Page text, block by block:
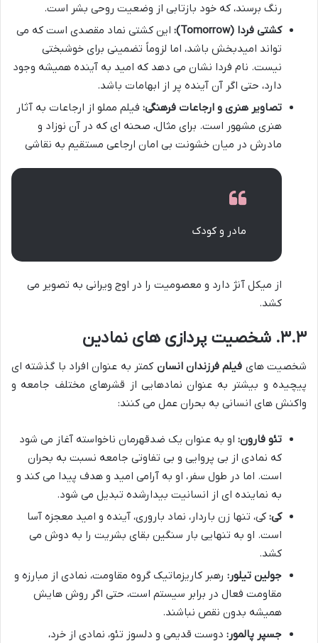
رنگ برسند، که خود بازتابی از وضعیت روحی بشر است.
کشتی فردا (Tomorrow):
این کشتی نماد مقصدی است که می
تواند امیدبخش باشد، اما لزوماً تضمینی برای خوشبختی
نیست. نام فردا نشان می دهد که امید به آینده همیشه وجود
دارد، حتی اگر آن آینده پر از ابهامات باشد.
تصاویر هنری و ارجاعات فرهنگی: فیلم مملو از ارجاعات به آثار
هنری مشهور است. برای مثال، صحنه ای که در آن نوزاد و
مادرش در میان خشونت بی امان ارجاعی مستقیم به نقاشی
مادر و کودک
از میکل آنژ دارد و معصومیت را در اوج ویرانی به تصویر می
کشد.
۳.۳. شخصیت پردازی های نمادین
شخصیت های فیلم فرزندان انسان کمتر به عنوان افراد با گذشته ای
پیچیده و بیشتر به عنوان نمادهایی از قشرهای مختلف جامعه و
واکنش های انسانی به بحران عمل می کنند:
تئو فارون: او به عنوان یک ضدقهرمان ناخواسته آغاز می شود
که نمادی از بی پروایی و بی تفاوتی جامعه نسبت به بحران
است. اما در طول سفر، او به آرامی امید و هدف پیدا می کند و
به نماینده ای از انسانیت بیدارشده تبدیل می شود.
کی: کی، تنها زن باردار، نماد باروری، آینده و امید معجزه آسا
است. او به تنهایی بار سنگین بقای بشریت را به دوش می
کشد.
جولین تیلور: رهبر کاریزماتیک گروه مقاومت، نمادی از مبارزه و
مقاومت فعال در برابر سیستم است، حتی اگر روش هایش
همیشه بدون نقص نباشند.
جسپر پالمور: دوست قدیمی و دلسوز تئو، نمادی از خرد،